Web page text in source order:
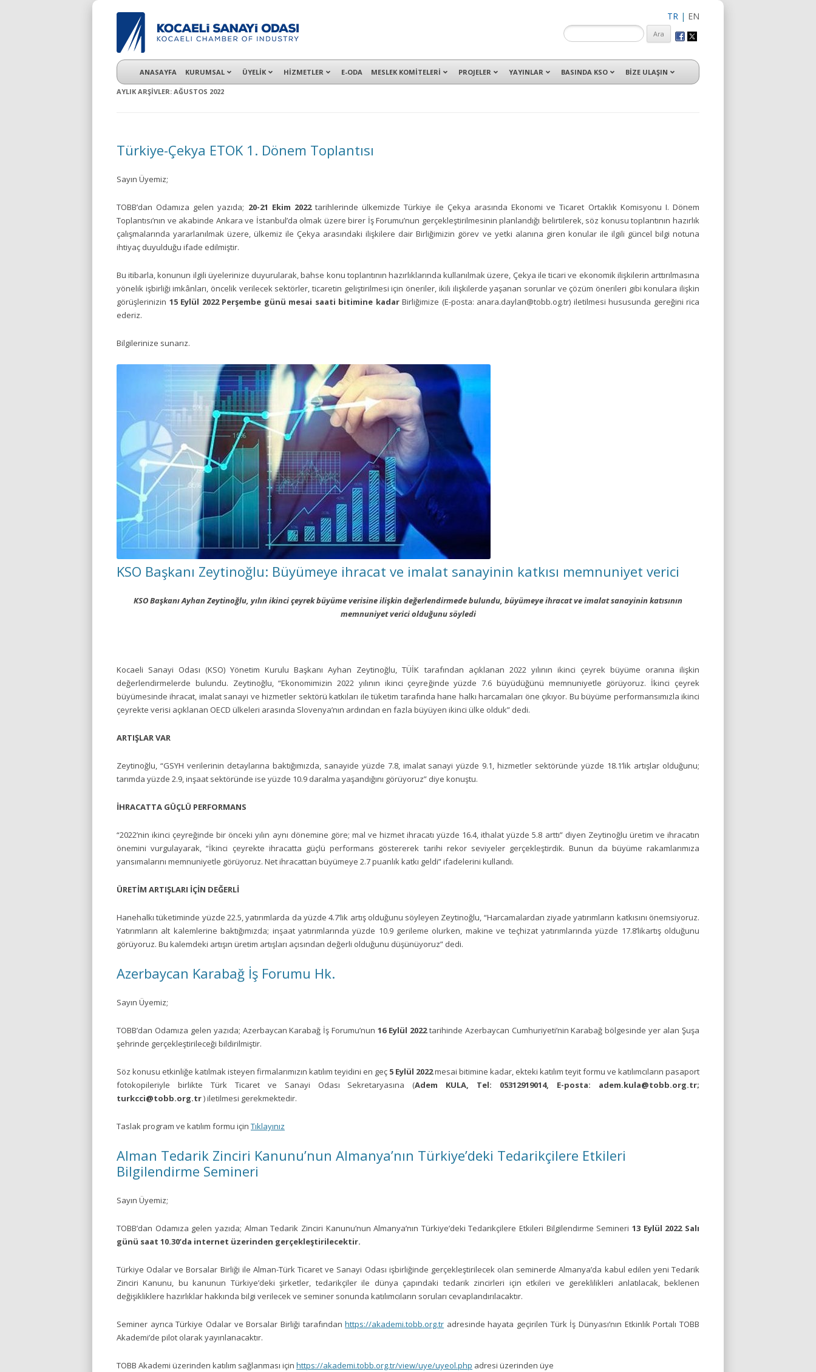
TR | EN
KSO 3500’ü aşkın sanayi kuruluşuna uzman çalışanları ile İzmit Merkez, Çayırova, Dilovası, Gebze ve İMES OSB’deki ofisleri ile hizmet vermektedir.
ANASAYFA KURUMSAL ÜYELİK HİZMETLER E-ODA MESLEK KOMİTELERİ PROJELER YAYINLAR BASINDA KSO BİZE ULAŞIN
AYLIK ARŞIVLER: AĞUSTOS 2022
Türkiye-Çekya ETOK 1. Dönem Toplantısı
Sayın Üyemiz;
TOBB’dan Odamıza gelen yazıda; 20-21 Ekim 2022tarihlerinde ülkemizde Türkiye ile Çekya arasında Ekonomi ve Ticaret Ortaklık Komisyonu I. Dönem
Toplantısı’nın ve akabinde Ankara ve İstanbul’da olmak üzere birer İş Forumu’nun gerçekleştirilmesinin planlandığı belirtilerek, söz konusu toplantının hazırlık
çalışmalarında yararlanılmak üzere, ülkemiz ile Çekya arasındaki ilişkilere dair Birliğimizin görev ve yetki alanına giren konular ile ilgili güncel bilgi notuna
ihtiyaç duyulduğu ifade edilmiştir.
Bu itibarla, konunun ilgili üyelerinize duyurularak, bahse konu toplantının hazırlıklarında kullanılmak üzere, Çekya ile ticari ve ekonomik ilişkilerin arttırılmasına
yönelik işbirliği imkânları, öncelik verilecek sektörler, ticaretin geliştirilmesi için öneriler, ikili ilişkilerde yaşanan sorunlar ve çözüm önerileri gibi konulara ilişkin
görüşlerinizin 15 Eylül 2022 Perşembe günü mesai saati bitimine kadarBirliğimize (E-posta: anara.daylan@tobb.og.tr) iletilmesi hususunda gereğini rica
ederiz.
Bilgilerinize sunarız.
KSO Başkanı Zeytinoğlu: Büyümeye ihracat ve imalat sanayinin katkısı memnuniyet verici
KSO Başkanı Ayhan Zeytinoğlu, yılın ikinci çeyrek büyüme verisine ilişkin değerlendirmede bulundu, büyümeye ihracat ve imalat sanayinin katısının
memnuniyet verici olduğunu söyledi
Kocaeli Sanayi Odası (KSO) Yönetim Kurulu Başkanı Ayhan Zeytinoğlu, TÜİK tarafından açıklanan 2022 yılının ikinci çeyrek büyüme oranına ilişkin
değerlendirmelerde bulundu. Zeytinoğlu, “Ekonomimizin 2022 yılının ikinci çeyreğinde yüzde 7.6 büyüdüğünü memnuniyetle görüyoruz. İkinci çeyrek
büyümesinde ihracat, imalat sanayi ve hizmetler sektörü katkıları ile tüketim tarafında hane halkı harcamaları öne çıkıyor. Bu büyüme performansımızla ikinci
çeyrekte verisi açıklanan OECD ülkeleri arasında Slovenya’nın ardından en fazla büyüyen ikinci ülke olduk” dedi.
ARTIŞLAR VAR
Zeytinoğlu, “GSYH verilerinin detaylarına baktığımızda, sanayide yüzde 7.8, imalat sanayi yüzde 9.1, hizmetler sektöründe yüzde 18.1’lik artışlar olduğunu;
tarımda yüzde 2.9, inşaat sektöründe ise yüzde 10.9 daralma yaşandığını görüyoruz” diye konuştu.
İHRACATTA GÜÇLÜ PERFORMANS
“2022’nin ikinci çeyreğinde bir önceki yılın aynı dönemine göre; mal ve hizmet ihracatı yüzde 16.4, ithalat yüzde 5.8 arttı” diyen Zeytinoğlu üretim ve ihracatın
önemini vurgulayarak, “İkinci çeyrekte ihracatta güçlü performans göstererek tarihi rekor seviyeler gerçekleştirdik. Bunun da büyüme rakamlarımıza
yansımalarını memnuniyetle görüyoruz. Net ihracattan büyümeye 2.7 puanlık katkı geldi” ifadelerini kullandı.
ÜRETİM ARTIŞLARI İÇİN DEĞERLİ
Hanehalkı tüketiminde yüzde 22.5, yatırımlarda da yüzde 4.7’lik artış olduğunu söyleyen Zeytinoğlu, “Harcamalardan ziyade yatırımların katkısını önemsiyoruz.
Yatırımların alt kalemlerine baktığımızda; inşaat yatırımlarında yüzde 10.9 gerileme olurken, makine ve teçhizat yatırımlarında yüzde 17.8’likartış olduğunu
görüyoruz. Bu kalemdeki artışın üretim artışları açısından değerli olduğunu düşünüyoruz” dedi.
Azerbaycan Karabağ İş Forumu Hk.
Sayın Üyemiz;
TOBB’dan Odamıza gelen yazıda; Azerbaycan Karabağ İş Forumu’nun16 Eylül 2022tarihinde Azerbaycan Cumhuriyeti’nin Karabağ bölgesinde yer alan Şuşa
şehrinde gerçekleştirileceği bildirilmiştir.
Söz konusu etkinliğe katılmak isteyen firmalarımızın katılım teyidini en geç 5 Eylül 2022mesai bitimine kadar, ekteki katılım teyit formu ve katılımcıların pasaport
fotokopileriyle birlikte Türk Ticaret ve Sanayi Odası Sekretaryasına (Adem KULA, Tel: 05312919014, E-posta: adem.kula@tobb.org.tr;
turkcci@tobb.org.tr) iletilmesi gerekmektedir.
Taslak program ve katılım formu için Tıklayınız
Alman Tedarik Zinciri Kanunu’nun Almanya’nın Türkiye’deki Tedarikçilere Etkileri
Bilgilendirme Semineri
Sayın Üyemiz;
TOBB’dan Odamıza gelen yazıda; Alman Tedarik Zinciri Kanunu’nun Almanya’nın Türkiye’deki Tedarikçilere Etkileri Bilgilendirme Semineri13 Eylül 2022 Salı
günü saat 10.30’da internet üzerinden gerçekleştirilecektir.
Türkiye Odalar ve Borsalar Birliği ile Alman-Türk Ticaret ve Sanayi Odası işbirliğinde gerçekleştirilecek olan seminerde Almanya’da kabul edilen yeni Tedarik
Zinciri Kanunu, bu kanunun Türkiye’deki şirketler, tedarikçiler ile dünya çapındaki tedarik zincirleri için etkileri ve gereklilikleri anlatılacak, beklenen
değişikliklere hazırlıklar hakkında bilgi verilecek ve seminer sonunda katılımcıların soruları cevaplandırılacaktır.
Seminer ayrıca Türkiye Odalar ve Borsalar Birliği tarafındanhttps://akademi.tobb.org.tr adresinde hayata geçirilen Türk İş Dünyası’nın Etkinlik Portalı TOBB
Akademi’de pilot olarak yayınlanacaktır.
TOBB Akademi üzerinden katılım sağlanması için https://akademi.tobb.org.tr/view/uye/uyeol.php adresi üzerinden üye